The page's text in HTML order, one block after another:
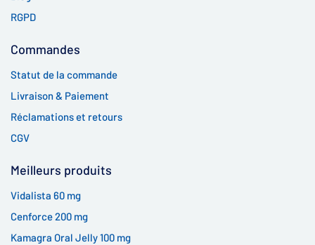
RGPD
Commandes
Statut de la commande
Livraison & Paiement
Réclamations et retours
CGV
Meilleurs produits
Vidalista 60 mg
Cenforce 200 mg
Kamagra Oral Jelly 100 mg